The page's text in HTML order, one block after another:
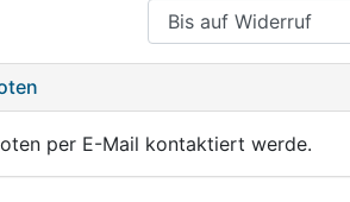
per E-Mail kontaktiert werde.